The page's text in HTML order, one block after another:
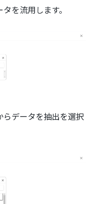
を流用します。
データを抽出を選択